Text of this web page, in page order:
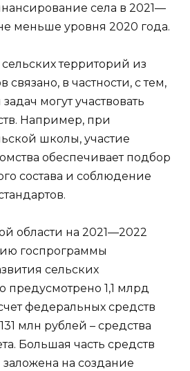
села в 2021—
меньше уровня 2020 года.
территорий из
связано, в частности, с тем,
могут участвовать
Например, при
школы, участие
обеспечивает подбор
состава и соблюдение
области на 2021—2022
госпрограммы
сельских
предусмотрено 1,1 млрд
федеральных средств
млн рублей – средства
Большая часть средств
на создание